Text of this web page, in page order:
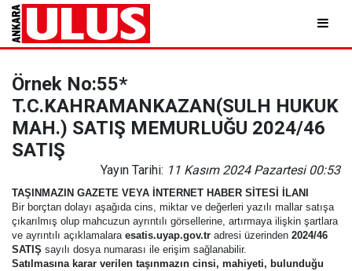
Örnek No:55*
T.C.KAHRAMANKAZAN(SULH HUKUK
MAH.) SATIŞ MEMURLUĞU 2024/46
SATIŞ
Yayın Tarihi: 11 Kasım 2024 Pazartesi 00:53
TAŞINMAZIN GAZETE VEYA İNTERNET HABER SİTESİ İLANI
Bir borçtan dolayı aşağıda cins, miktar ve değerleri yazılı mallar satışa
çıkarılmış olup mahcuzun ayrıntılı görsellerine, artırmaya ilişkin şartlara
ve ayrıntılı açıklamalara esatis.uyap.gov.tr adresi üzerinden 2024/46
SATIŞ sayılı dosya numarası ile erişim sağlanabilir.
Satılmasına karar verilen taşınmazın cinsi, mahiyeti, bulunduğu